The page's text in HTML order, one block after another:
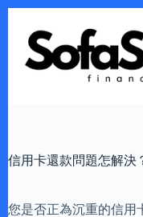
content
信用卡還款問題怎解決
您是否正為沉重的信用